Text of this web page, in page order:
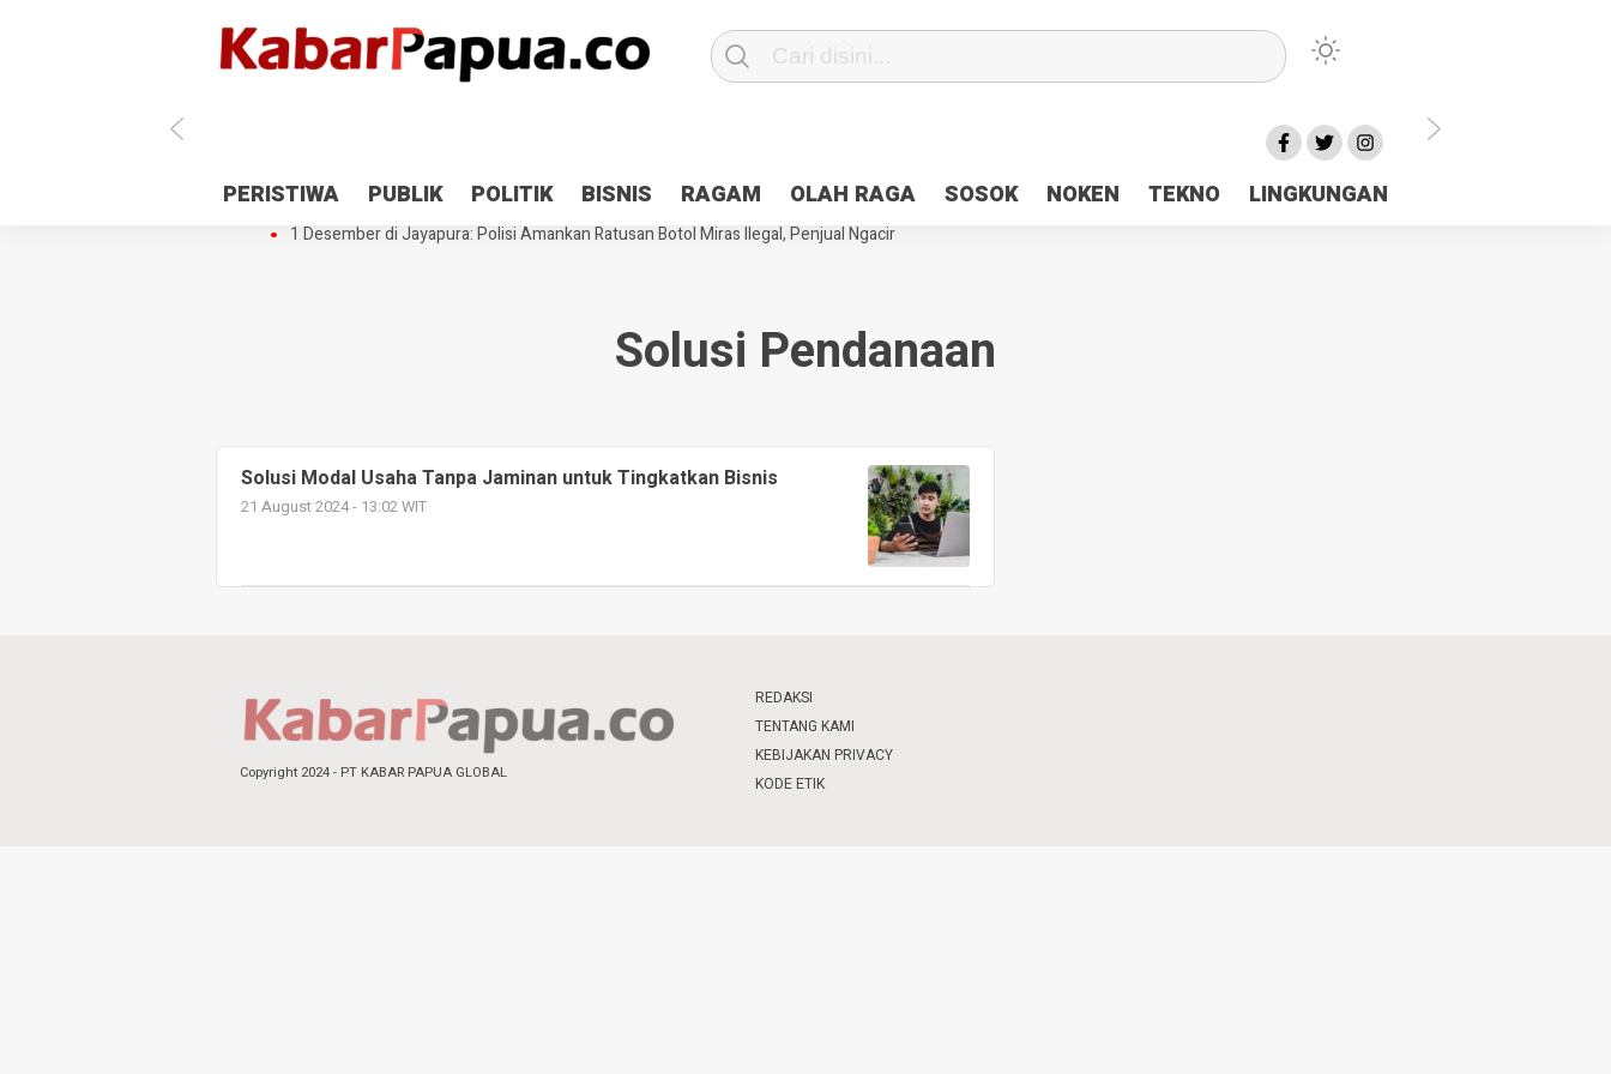
PERISTIWA PUBLIK POLITIK BISNIS RAGAM OLAH RAGA SOSOK NOKEN TEKNO LINGKUNGAN
Antisipasi 1 Desember, TNI Polri Patroli 2×24 jam di Kota Jayapura
Pesan Sejuk Polri di Deklarasi Pemilu Ceria Tanah Papua
Gedung Perpustakaan SMPN 5 Sentani Terbakar
Hibah Pilkada Jayapura Cair 10 Persen, Deposit Kas Daerah Rp23 Miliar Disorot
1 Desember di Jayapura: Polisi Amankan Ratusan Botol Miras Ilegal, Penjual Ngacir
Solusi Pendanaan
Solusi Modal Usaha Tanpa Jaminan untuk Tingkatkan Bisnis
21 August 2024 - 13:02 WIT
Copyright 2024 - PT KABAR PAPUA GLOBAL
REDAKSI
TENTANG KAMI
KEBIJAKAN PRIVACY
KODE ETIK